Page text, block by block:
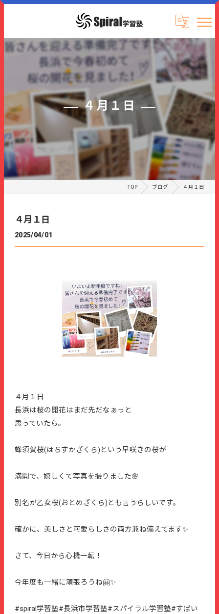
４月１日
TOP ブログ ４月１日
４月１日
2025/04/01
４月１日
長浜は桜の開花はまだ先だなぁっと
思っていたら。
蜂須賀桜(はちすかざくら)という早咲きの桜が
満開で、嬉しくて写真を撮りました🌸
別名が乙女桜(おとめざくら)とも言うらしいです。
確かに、美しさと可愛らしさの両方兼ね備えてます✨
さて、今日から心機一転！
今年度も一緒に頑張ろうね🤗✨
#spiral学習塾#長浜市学習塾#スパイラル学習塾#すぱい